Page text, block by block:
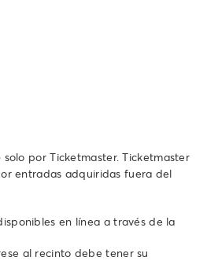
solo por Ticketmaster. Ticketmaster
entradas adquiridas fuera del
en línea a través de la
al recinto debe tener su